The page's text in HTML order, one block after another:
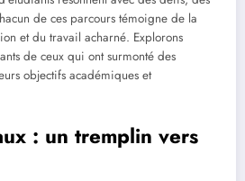
de ces parcours témoigne de la
et du travail acharné. Explorons
de ceux qui ont surmonté des
objectifs académiques et
: un tremplin vers